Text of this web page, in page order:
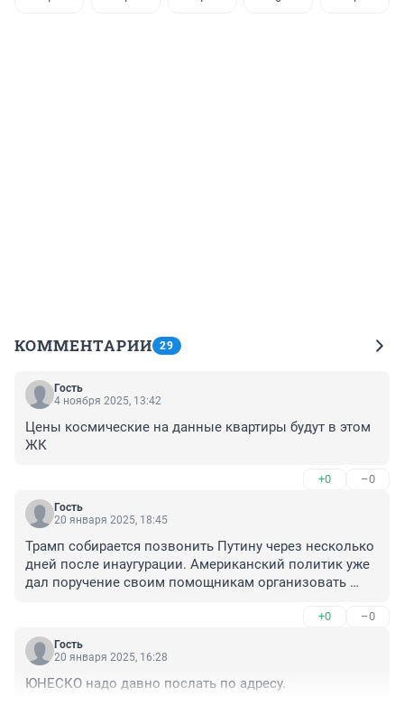
КОММЕНТАРИИ 29
Гость
4 ноября 2025, 13:42
Цены космические на данные квартиры будут в этом
ЖК
+0 –0
Гость
20 января 2025, 18:45
Трамп собирается позвонить Путину через несколько
дней после инаугурации. Американский политик уже
дал поручение своим помощникам организовать
источники. По их словам, одной из целей беседы
будет обсуждение скукоживание доллара .
+0 –0
Гость
20 января 2025, 16:28
ЮНЕСКО надо давно послать по адресу.